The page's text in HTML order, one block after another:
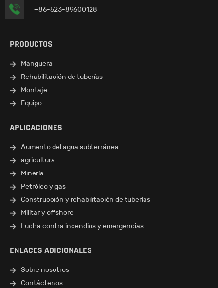
+86-523-89600128
PRODUCTOS
Manguera
Rehabilitación de tuberías
Montaje
Equipo
APLICACIONES
Aumento del agua subterránea
agricultura
Minería
Petróleo y gas
Construcción y rehabilitación de tuberías
Militar y offshore
Lucha contra incendios y emergencias
ENLACES ADICIONALES
Sobre nosotros
Contáctenos